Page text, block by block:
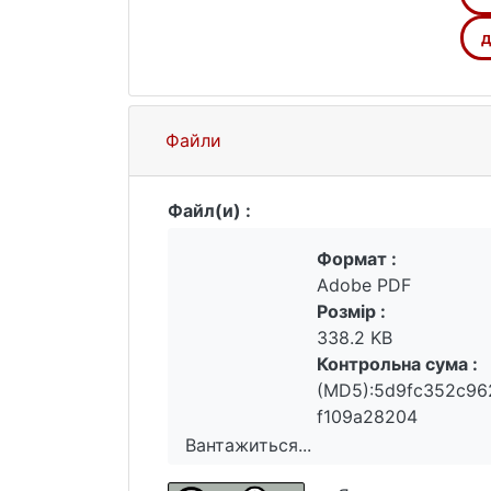
діалектних текстів та описових
відчуження, відображено в
Файли
Файл(и) :
Вантажиться...
Вантажиться...
Формат :
Adobe PDF
Розмір :
338.2 KB
Контрольна сума :
f109a28204